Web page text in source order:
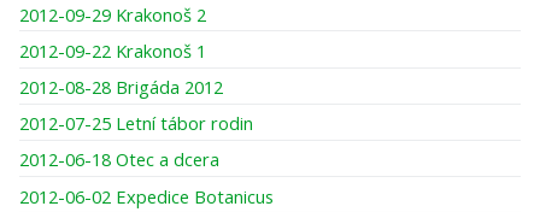
2012-09-29 Krakonoš 2
2012-09-22 Krakonoš 1
2012-08-28 Brigáda 2012
2012-07-25 Letní tábor rodin
2012-06-18 Otec a dcera
2012-06-02 Expedice Botanicus